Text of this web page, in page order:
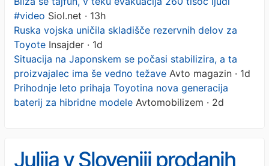
#video Siol.net · 13h
Ruska vojska uničila skladišče rezervnih delov za
Toyote Insajder · 1d
Situacija na Japonskem se počasi stabilizira, a ta
proizvajalec ima še vedno težave Avto magazin · 1d
Prihodnje leto prihaja Toyotina nova generacija
baterij za hibridne modele Avtomobilizem · 2d
Julija v Sloveniji prodanih